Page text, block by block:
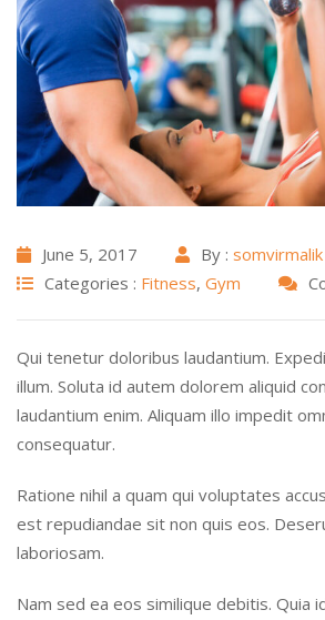
June 5, 2017 By : somvirmalik
Categories : Fitness, Gym
Qui tenetur doloribus laudantium.
illum. Soluta id autem dolorem aliquid
laudantium enim. Aliquam illo impedit
consequatur.
Ratione nihil a quam qui voluptates
est repudiandae sit non quis eos.
laboriosam.
Nam sed ea eos similique debitis. Quia